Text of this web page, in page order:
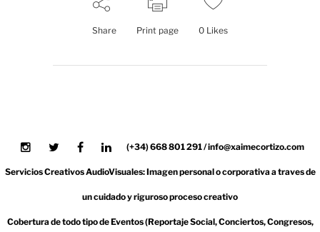
Share Print page 0 Likes
(+34) 668 801 291 / info@xaimecortizo.com
Servicios Creativos AudioVisuales: Imagen personal o corporativa a traves de
un cuidado y riguroso proceso creativo
Cobertura de todo tipo de Eventos (Reportaje Social, Conciertos, Congresos,